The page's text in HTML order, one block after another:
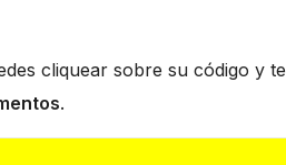
cliquear sobre su código y te
.